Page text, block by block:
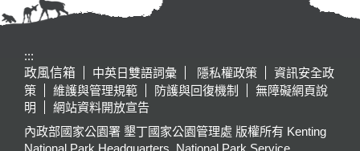
:::
政風信箱
中英日雙語詞彙 隱私權政策
資訊安全政
策
維護與管理規範 防護與回復機制
無障礙網頁說
明
網站資料開放宣告
內政部國家公園署 墾丁國家公園管理處 版權所有 Kenting
National Park Headquarters, National Park Service,